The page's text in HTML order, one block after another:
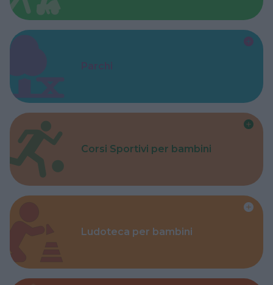
Parchi
Corsi Sportivi per bambini
Ludoteca per bambini